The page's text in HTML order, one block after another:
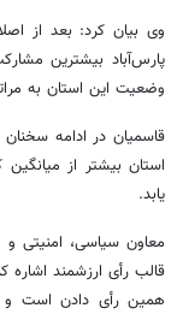
وی بیان کرد: بعد از
وضعیت این استان به
قاسمیان در ادامه
استان بیشتر از
یابد.
قالب رأی ارزشمند
همین رأی دادن است